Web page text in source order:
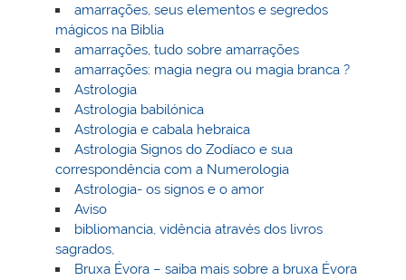
amarrações, seus elementos e segredos
mágicos na Biblia
amarrações, tudo sobre amarrações
amarrações: magia negra ou magia branca ?
Astrologia
Astrologia babilónica
Astrologia e cabala hebraica
Astrologia Signos do Zodíaco e sua
correspondência com a Numerologia
Astrologia- os signos e o amor
Aviso
bibliomancia, vidência através dos livros
sagrados,
Bruxa Évora – saiba mais sobre a bruxa Évora